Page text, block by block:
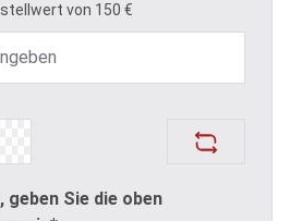
von 150 €
geben Sie die oben